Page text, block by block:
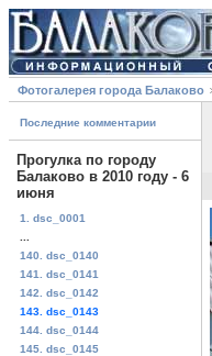
Фотогалерея города Балаково
Последние комментарии
Прогулка по городу
Балаково в 2010 году - 6
июня
1. dsc_0001
140. dsc_0140
141. dsc_0141
142. dsc_0142
143. dsc_0143
144. dsc_0144
145. dsc_0145